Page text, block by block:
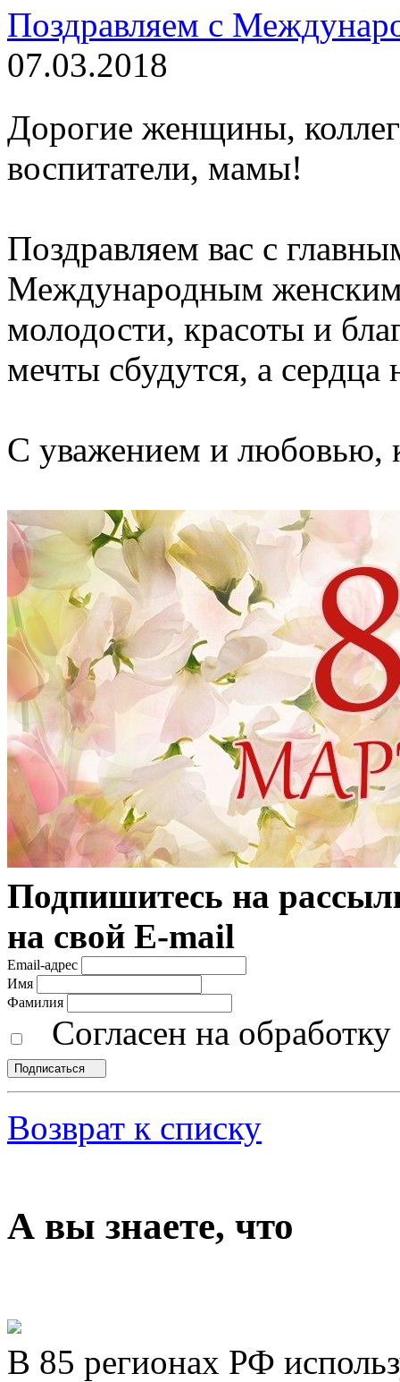
Поздравляем с
07.03.2018
Дорогие женщины,
воспитатели, мамы!
Поздравляем вас с
Международным
молодости, красоты и
мечты сбудутся, а
С уважением и любовью,
Подпишитесь на
на свой E-mail
Email-адрес
Имя
Фамилия
Согласен на
Подписаться
Возврат к списку
А вы знаете, что
В 85 регионах РФ